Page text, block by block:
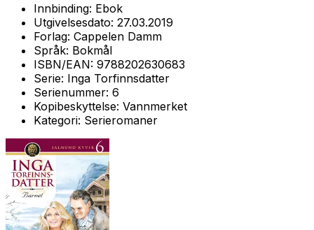
Innbinding: Ebok
Utgivelsesdato: 27.03.2019
Forlag: Cappelen Damm
Språk: Bokmål
ISBN/EAN: 9788202630683
Serie: Inga Torfinnsdatter
Serienummer: 6
Kopibeskyttelse: Vannmerket
Kategori: Serieromaner